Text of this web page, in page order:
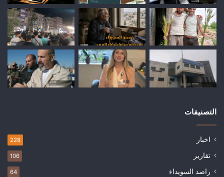
التصنيفات
اخبار 228
تقارير 106
راصد السويداء 64